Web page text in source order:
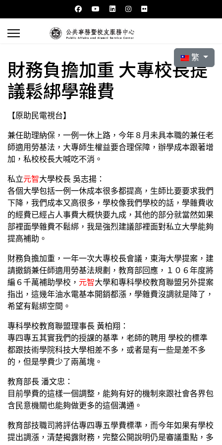
選擇你的語言
繁
財務負擔加重 大專校長提
議鬆綁學雜費
【原助民電視台】
兼任助理納保，一例一休上路，今年８月未具本職的兼任老
師適用勞基法，大專師生權益要合理保障，辦學成本跟著增
加，私校校長大喊吃不消。
私立元智大學校長 吳志揚：
各個大學包括一例一休成本很多都提高，生師比要要求我們
下降，我們成本又高很多，學校像我們學校的話，學雜費收
的經費已經占人事費大概快要九成，其他的部分就當然如果
部裡面學雜費不鬆綁，我是強烈建議部裡面對私立大學能夠
提高補助。
財務負擔加重，一年一次大專校長會議，東海大學提案，建
請撤銷兼任師適用勞基法規劃，教育部回應，１０６年度將
編６千萬補助學校， 元智大學和專科學校教育聯盟另外提案
指出，這幾年油水電基本開銷都漲，學雜費沒調就是降了，
希望有鬆綁空間。
專科學校教育聯盟理事長 黃柏翔：
專四專五其實我們的授課的基準，老師的聘用 學校的標準
都跟技術學院科技大學相差不多，或者是有一些是差不多
的，但是學費少了兩萬塊。
教育部長 潘文忠：
目前學費的這樣一個調整，能夠有好的機制來跟社會各界包
含民意機關也能夠做更多的這個溝通。
教育部技職司將評估專四專五學費標準，而今年如果有學校
提出調漲，清楚揭露財務，完整公開說明仍是審議重點，多